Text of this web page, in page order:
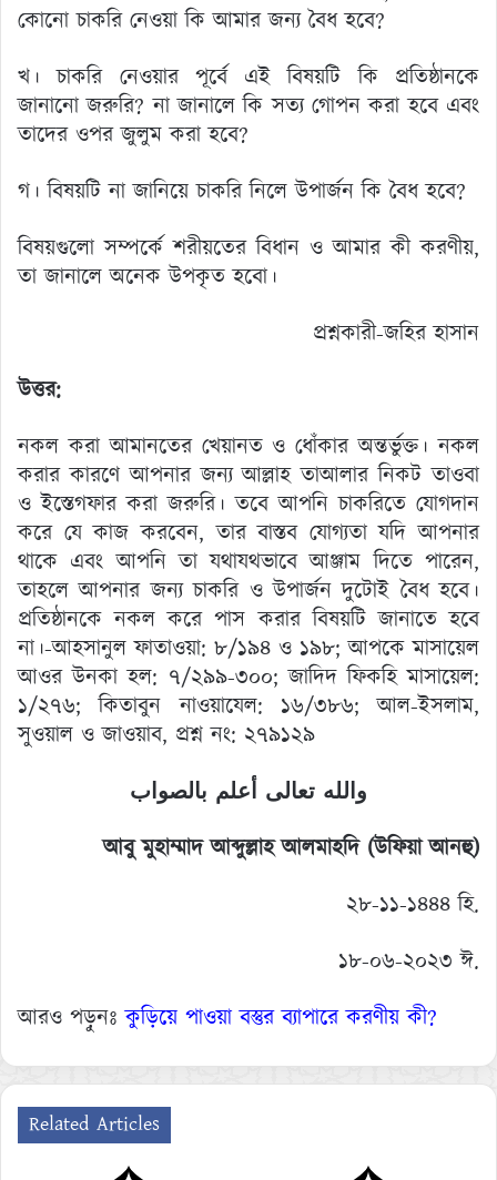
কোনো চাকরি নেওয়া কি আমার জন্য বৈধ হবে?
খ। চাকরি নেওয়ার পূর্বে এই বিষয়টি কি প্রতিষ্ঠানকে
জানানো জরুরি? না জানালে কি সত্য গোপন করা হবে এবং
তাদের ওপর জুলুম করা হবে?
গ। বিষয়টি না জানিয়ে চাকরি নিলে উপার্জন কি বৈধ হবে?
বিষয়গুলো সম্পর্কে শরীয়তের বিধান ও আমার কী করণীয়,
তা জানালে অনেক উপকৃত হবো।
প্রশ্নকারী-জহির হাসান
উত্তর:
নকল করা আমানতের খেয়ানত ও ধোঁকার অন্তর্ভুক্ত। নকল
করার কারণে আপনার জন্য আল্লাহ তাআলার নিকট তাওবা
ও ইস্তেগফার করা জরুরি। তবে আপনি চাকরিতে যোগদান
করে যে কাজ করবেন, তার বাস্তব যোগ্যতা যদি আপনার
থাকে এবং আপনি তা যথাযথভাবে আঞ্জাম দিতে পারেন,
তাহলে আপনার জন্য চাকরি ও উপার্জন দুটোই বৈধ হবে।
প্রতিষ্ঠানকে নকল করে পাস করার বিষয়টি জানাতে হবে
না।-আহসানুল ফাতাওয়া: ৮/১৯৪ ও ১৯৮; আপকে মাসায়েল
আওর উনকা হল: ৭/২৯৯-৩০০; জাদিদ ফিকহি মাসায়েল:
১/২৭৬; কিতাবুন নাওয়াযেল: ১৬/৩৮৬; আল-ইসলাম,
সুওয়াল ও জাওয়াব, প্রশ্ন নং: ২৭৯১২৯
والله تعالى أعلم بالصواب
আবু মুহাম্মাদ আব্দুল্লাহ আলমাহদি (উফিয়া আনহু)
২৮-১১-১৪৪৪ হি.
১৮-০৬-২০২৩ ঈ.
আরও পড়ুনঃকুড়িয়ে পাওয়া বস্তুর ব্যাপারে করণীয় কী?
Related Articles